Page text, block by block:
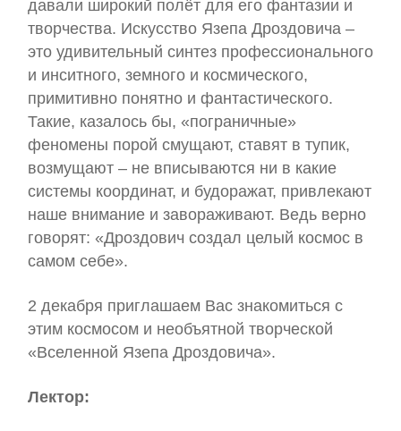
давали широкий полёт для его фантазии и
творчества. Искусство Язепа Дроздовича –
это удивительный синтез профессионального
и инситного, земного и космического,
примитивно понятно и фантастического.
Такие, казалось бы, «пограничные»
феномены порой смущают, ставят в тупик,
возмущают – не вписываются ни в какие
системы координат, и будоражат, привлекают
наше внимание и завораживают. Ведь верно
говорят: «Дроздович создал целый космос в
самом себе».
2 декабря приглашаем Вас знакомиться с
этим космосом и необъятной творческой
«Вселенной Язепа Дроздовича».
Лектор: